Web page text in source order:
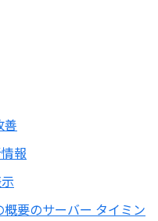
善
報
要のサーバー タイミン